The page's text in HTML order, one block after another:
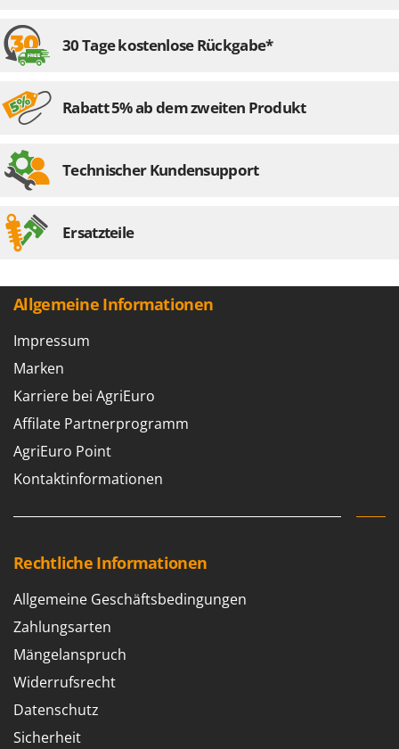
30 Tage kostenlose Rückgabe*
Rabatt 5% ab dem zweiten Produkt
Technischer Kundensupport
Ersatzteile
Allgemeine Informationen
Impressum
Marken
Karriere bei AgriEuro
Affilate Partnerprogramm
AgriEuro Point
Kontaktinformationen
Rechtliche Informationen
Allgemeine Geschäftsbedingungen
Zahlungsarten
Mängelanspruch
Widerrufsrecht
Datenschutz
Sicherheit